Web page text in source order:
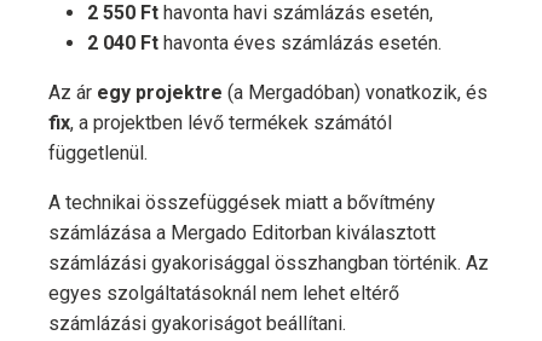
2 550 Ft havonta havi számlázás esetén,
2 040 Ft havonta éves számlázás esetén.
Az ár egy projektre (a Mergadóban) vonatkozik, és
fix, a projektben lévő termékek számától
függetlenül.
A technikai összefüggések miatt a bővítmény
számlázása a Mergado Editorban kiválasztott
számlázási gyakorisággal összhangban történik. Az
egyes szolgáltatásoknál nem lehet eltérő
számlázási gyakoriságot beállítani.